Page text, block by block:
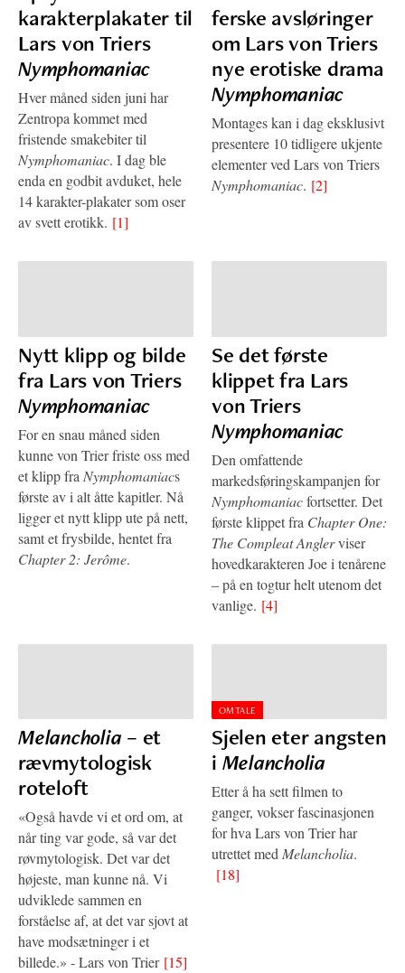
karakterplakater til
Lars von Triers
Nymphomaniac
Hver måned siden juni har
Zentropa kommet med
fristende smakebiter til
Nymphomaniac. I dag ble
enda en godbit avduket, hele
14 karakter-plakater som oser
av svett erotikk. [1]
ferske avsløringer
om Lars von Triers
nye erotiske drama
Nymphomaniac
Montages kan i dag eksklusivt
presentere 10 tidligere ukjente
elementer ved Lars von Triers
Nymphomaniac. [2]
Nytt klipp og bilde
fra Lars von Triers
Nymphomaniac
For en snau måned siden
kunne von Trier friste oss med
et klipp fra Nymphomaniacs
første av i alt åtte kapitler. Nå
ligger et nytt klipp ute på nett,
samt et frysbilde, hentet fra
Chapter 2: Jerôme.
Se det første
klippet fra Lars
von Triers
Nymphomaniac
Den omfattende
markedsføringskampanjen for
Nymphomaniacfortsetter. Det
første klippet fra Chapter One:
The Compleat Anglerviser
hovedkarakteren Joe i tenårene
– på en togtur helt utenom det
vanlige. [4]
Melancholia – et
rævmytologisk
roteloft
«Også havde vi et ord om, at
når ting var gode, så var det
røvmytologisk. Det var det
højeste, man kunne nå. Vi
udviklede sammen en
forståelse af, at det var sjovt at
have modsætninger i et
billede.» - Lars von Trier [15]
OMTALE
Sjelen eter angsten
i Melancholia
Etter å ha sett filmen to
ganger, vokser fascinasjonen
for hva Lars von Trier har
utrettet medMelancholia.
[18]